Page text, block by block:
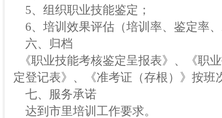
5、组织职业技能鉴定；
6、培训效果评估（培训率、鉴定率
六、归档
《职业技能考核鉴定呈报表》、《职
定登记表》、《准考证（存根）》按班
七、服务承诺
达到市里培训工作要求。